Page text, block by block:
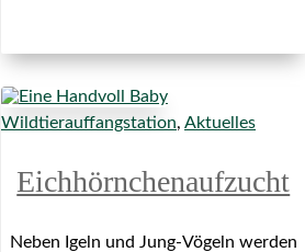
Wildtierauffangstation, Aktuelles
Eichhörnchenaufzucht
Neben Igeln und Jung-Vögeln werden